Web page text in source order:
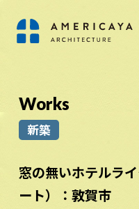
Works
新築
窓の無いホテルラ
ート）：敦賀市